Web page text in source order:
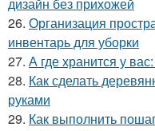
дизайн без прихожей
26. Организация
инвентарь для уборки
27. А где хранится у
28. Как сделать
руками
29. Как выполнить